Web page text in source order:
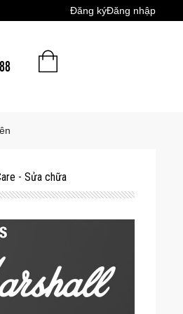
Đăng kýĐăng nhập
- Sửa chữa